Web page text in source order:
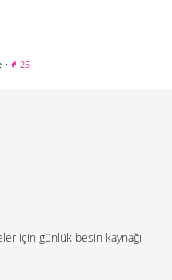
· 25
için günlük besin kaynağı